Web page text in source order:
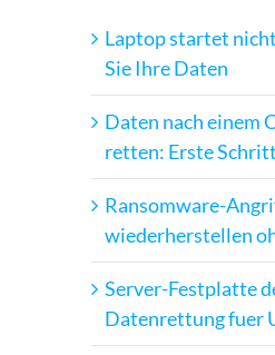
Laptop startet
Sie Ihre Daten
Daten nach einem
retten: Erste
Ransomware-
wiederherstellen
Server-Festplatte
Datenrettung fuer